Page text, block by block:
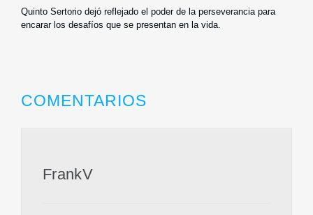
Quinto Sertorio dejó reflejado el poder de la perseverancia para
encarar los desafíos que se presentan en la vida.
COMENTARIOS
FrankV